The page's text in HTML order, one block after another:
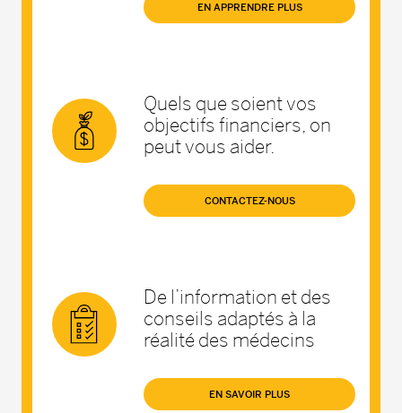
EN APPRENDRE PLUS
Quels que soient vos
objectifs financiers, on
peut vous aider.
CONTACTEZ-NOUS
De l’information et des
conseils adaptés à la
réalité des médecins
EN SAVOIR PLUS